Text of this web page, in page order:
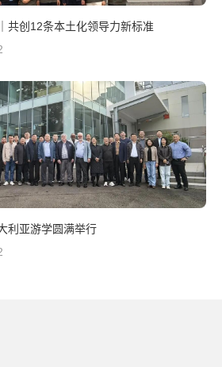
共创12条本土化领导力新标准
利亚游学圆满举行